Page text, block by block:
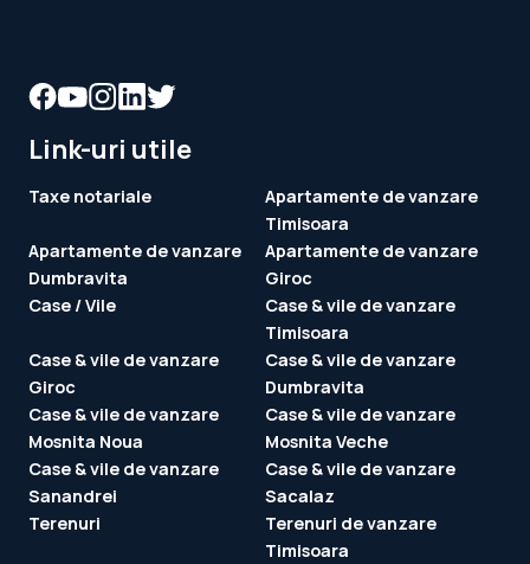
Link-uri utile
Taxe notariale
Apartamente de vanzare
Timisoara
Apartamente de vanzare
Dumbravita
Apartamente de vanzare
Giroc
Case / Vile
Case & vile de vanzare
Timisoara
Case & vile de vanzare
Giroc
Case & vile de vanzare
Dumbravita
Case & vile de vanzare
Mosnita Noua
Case & vile de vanzare
Mosnita Veche
Case & vile de vanzare
Sanandrei
Case & vile de vanzare
Sacalaz
Terenuri
Terenuri de vanzare
Timisoara